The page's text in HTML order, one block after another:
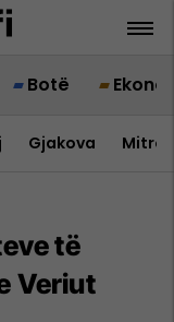
Botë
Gjakova
të
Veriut